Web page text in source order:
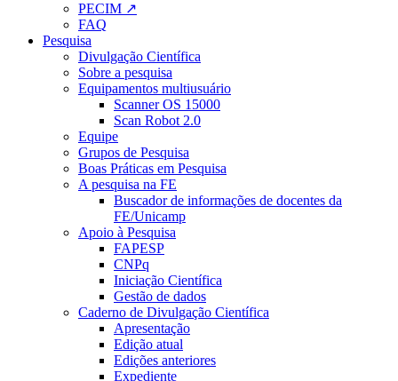
PECIM ↗
FAQ
Pesquisa
Divulgação Científica
Sobre a pesquisa
Equipamentos multiusuário
Scanner OS 15000
Scan Robot 2.0
Equipe
Grupos de Pesquisa
Boas Práticas em Pesquisa
A pesquisa na FE
Buscador de informações de docentes da
FE/Unicamp
Apoio à Pesquisa
FAPESP
CNPq
Iniciação Científica
Gestão de dados
Caderno de Divulgação Científica
Apresentação
Edição atual
Edições anteriores
Expediente